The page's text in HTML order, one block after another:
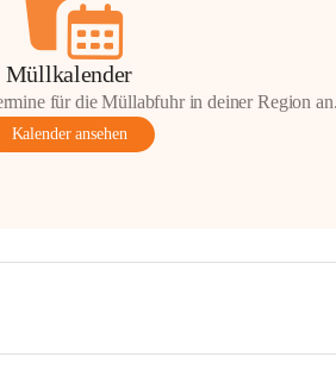
Müllkalender
für die Müllabfuhr in deiner Region
Kalender ansehen